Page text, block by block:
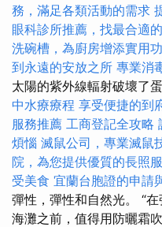
務，滿足各類活動的需求
眼科診所推薦，找最合適
洗碗槽，為廚房增添實用
到永遠的安放之所 專業消
太陽的紫外線輻射破壞了
中水療療程 享受便捷的到
服務推薦 工商登記全攻略
煩惱 滅鼠公司，專業滅鼠
院，為您提供優質的長照
受美食 宜蘭台胞證的申請
彈性，彈性和自然光。 “
海灘之前，值得用防曬霜